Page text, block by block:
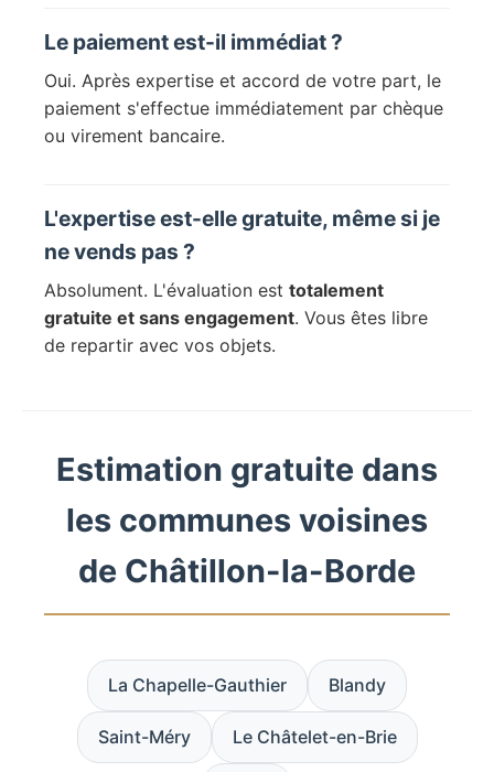
Le paiement est-il immédiat ?
Oui. Après expertise et accord de votre part, le
paiement s'effectue immédiatement par chèque
ou virement bancaire.
L'expertise est-elle gratuite, même si je
ne vends pas ?
Absolument. L'évaluation est totalement
gratuite et sans engagement. Vous êtes libre
de repartir avec vos objets.
Estimation gratuite dans
les communes voisines
de Châtillon-la-Borde
La Chapelle-Gauthier Blandy
Saint-Méry Le Châtelet-en-Brie